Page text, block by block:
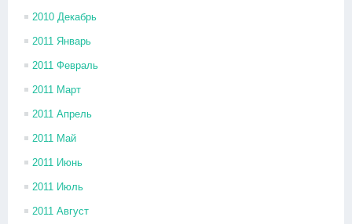
2010 Декабрь
2011 Январь
2011 Февраль
2011 Март
2011 Апрель
2011 Май
2011 Июнь
2011 Июль
2011 Август